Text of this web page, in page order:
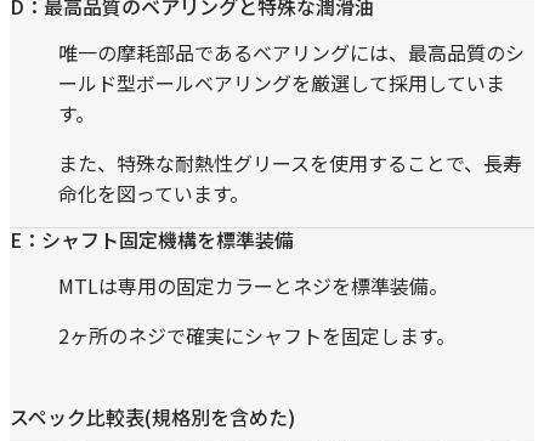
唯一の摩耗部品であるベアリングには、最高品質のシ
ールド型ボールベアリングを厳選して採用していま
す。
また、特殊な耐熱性グリースを使用することで、長寿
命化を図っています。
E：シャフト固定機構を標準装備
MTLは専用の固定カラーとネジを標準装備。
2ヶ所のネジで確実にシャフトを固定します。
スペック比較表(規格別を含めた)